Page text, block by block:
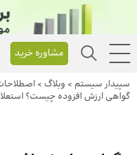
مشاوره خرید
سپیدار سیستم > وبلاگ >
گواهی ارزش افزوده چیست؟